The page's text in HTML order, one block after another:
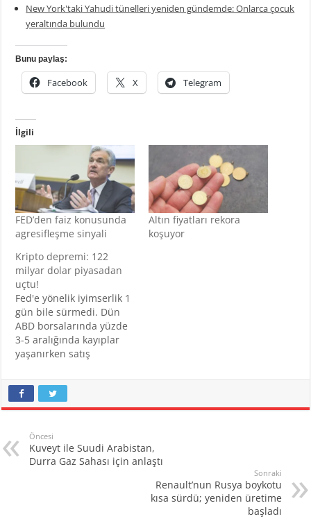
New York'taki Yahudi tünelleri yeniden gündemde: Onlarca çocuk
yeraltında bulundu
Bunu paylaş:
Facebook X Telegram
İlgili
FED’den faiz konusunda
agresifleşme sinyali
Altın fiyatları rekora
koşuyor
Kripto depremi: 122
milyar dolar piyasadan
uçtu!
Fed'e yönelik iyimserlik 1
gün bile sürmedi. Dün
ABD borsalarında yüzde
3-5 aralığında kayıplar
yaşanırken satış
Fed'in önceki akşam
beklendiği gibi faiz
ardından Fed Başkanı
Jerome Powell'ın
açıklamaları beklenen
Öncesi
Kuveyt ile Suudi Arabistan,
Durra Gaz Sahası için anlaştı
Sonraki
Renault’nun Rusya boykotu
kısa sürdü; yeniden üretime
başladı